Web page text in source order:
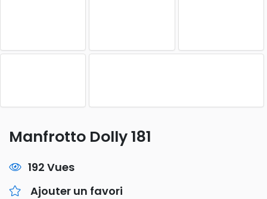
Manfrotto Dolly 181
192 Vues
Ajouter un favori